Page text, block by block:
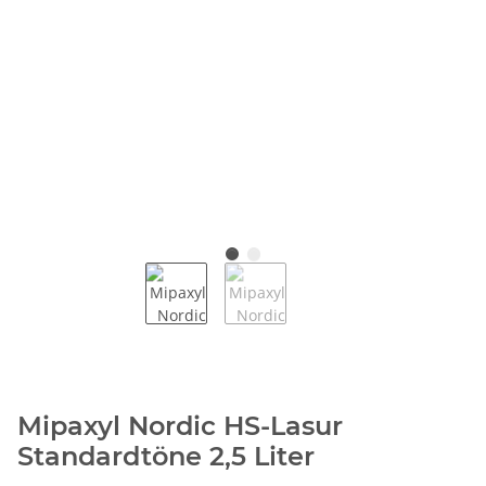
Mipaxyl Nordic HS-Lasur
Standardtöne 2,5 Liter